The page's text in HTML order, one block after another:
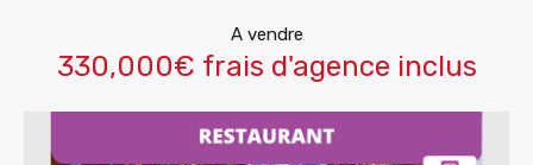
A vendre
330,000€ frais d'agence inclus